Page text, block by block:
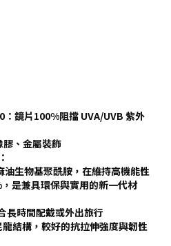
：鏡片100%阻擋 UVA/UVB 紫外
膠、金屬裝飾
油生物基聚酰胺，在維持高機能性
是兼具環保與實用的新一代材
長時間配戴或外出旅行
結構，較好的抗拉伸強度與韌性